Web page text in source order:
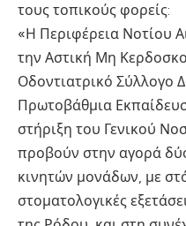
τους τοπικούς φορείς:
«Η Περιφέρεια Νοτίου
την Αστική Μη
Οδοντιατρικό Σύλλογο
Πρωτοβάθμια
στήριξη του Γενικού
προβούν στην αγορά
κινητών μονάδων, με
στοματολογικές